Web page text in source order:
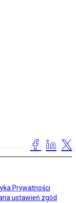
Prywatności
ustawień zgód